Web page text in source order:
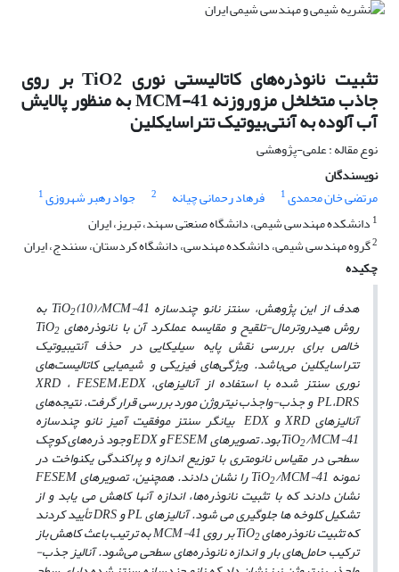
تثبیت نانوذره‌های کاتالیستی نوری TiO2 بر روی
جاذب متخلخل مزوروزنه MCM-41 به منظور پالایش
آب آلوده به آنتی‌بیوتیک تتراسایکلین
نوع مقاله : علمی-پژوهشی
نویسندگان
مرتضی خان محمدی1 فرهاد رحمانی چیانه 2 جواد رهبر شهروزی1
1 دانشکده مهندسی شیمی، دانشگاه صنعتی سهند، تبریز، ایران
2گروه مهندسی شیمی، دانشکده مهندسی، دانشگاه کردستان، سنندج، ایران
چکیده
هدف از این پژوهش، سنتز نانو چندسازه TiO
2 (10)/MCM-41 به
روش هیدروترمال-تلقیح و مقایسه عملکرد آن با نانوذره‌های TiO 2
خالص برای بررسی نقش پایه سیلیکایی در حذف آنتی­بیوتیک
تتراسایکلین می‌باشد. ویژگی‌های فیزیکی و شیمیایی کاتالیست‌های
نوری سنتز شده با استفاده از آنالیزهایXRD ، FESEM،EDX ،
PL،DRS و جذب-واجذب نیتروژن مورد بررسی قرار گرفت. نتیجه‌های
آنالیزهای XRD و EDX بیانگر سنتز موفقیت آمیز نانو چندسازه
TiO2 /MCM-41 بود. تصویرهای FESEM و EDX وجود ذره‌های کوچک
سطحی در مقیاس نانومتری با توزیع اندازه و پراکندگی یکنواخت در
نمونه TiO 2 /MCM-41 را نشان دادند. همچنین، تصویرهای FESEM
نشان دادند که با تثبیت نانوذره‌ها، اندازه آن­ها کاهش می­ یابد و از
تشکیل کلوخه­ ها جلوگیری می ­شود. آنالیزهای PL و DRS تأیید کردند
که تثبیت نانوذره‌های TiO2 بر روی MCM-41 به ترتیب باعث کاهش باز
ترکیب حامل‌های بار و اندازه نانوذره‌های سطحی می‌شود. آنالیز جذب-